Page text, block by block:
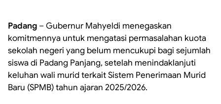
Padang – Gubernur Mahyeldi menegaskan
komitmennya untuk mengatasi permasalahan kuota
sekolah negeri yang belum mencukupi bagi sejumlah
siswa di Padang Panjang, setelah menindaklanjuti
keluhan wali murid terkait Sistem Penerimaan Murid
Baru (SPMB) tahun ajaran 2025/2026.